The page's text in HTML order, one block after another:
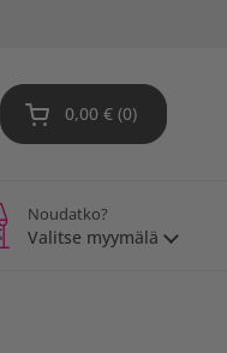
Avaa ostoskori
0,00 € 0
Noudatko?
Valitse myymälä